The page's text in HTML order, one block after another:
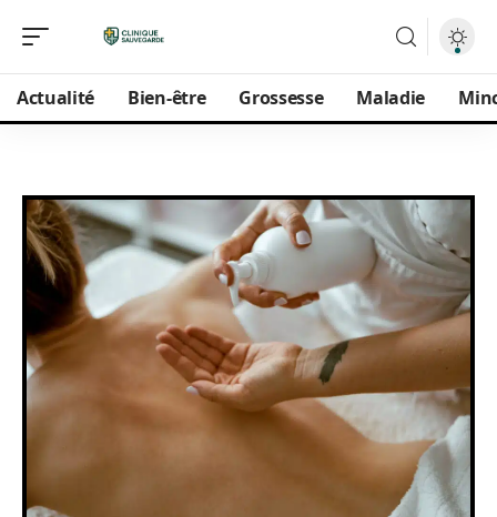
Actualité Bien-être Grossesse Maladie